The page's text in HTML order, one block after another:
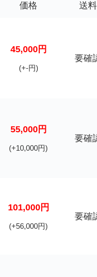
価格 送料
45,000円
(+-円)
要確
55,000円
(+10,000円)
要確
101,000円
(+56,000円)
要確